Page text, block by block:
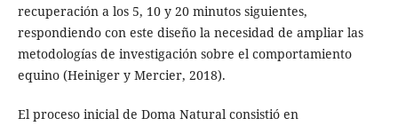
recuperación a los 5, 10 y 20 minutos siguientes,
respondiendo con este diseño la necesidad de ampliar las
metodologías de investigación sobre el comportamiento
equino (Heiniger y Mercier, 2018).
El proceso inicial de Doma Natural consistió en